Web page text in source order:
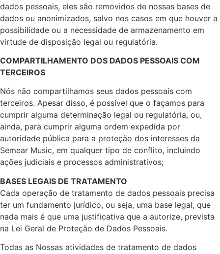
dados pessoais, eles são removidos de nossas bases de
dados ou anonimizados, salvo nos casos em que houver a
possibilidade ou a necessidade de armazenamento em
virtude de disposição legal ou regulatória.
COMPARTILHAMENTO DOS DADOS PESSOAIS COM
TERCEIROS
Nós não compartilhamos seus dados pessoais com
terceiros. Apesar disso, é possível que o façamos para
cumprir alguma determinação legal ou regulatória, ou,
ainda, para cumprir alguma ordem expedida por
autoridade pública para a proteção dos interesses da
Semear Music, em qualquer tipo de conflito, incluindo
ações judiciais e processos administrativos;
BASES LEGAIS DE TRATAMENTO
Cada operação de tratamento de dados pessoais precisa
ter um fundamento jurídico, ou seja, uma base legal, que
nada mais é que uma justificativa que a autorize, prevista
na Lei Geral de Proteção de Dados Pessoais.
Todas as Nossas atividades de tratamento de dados